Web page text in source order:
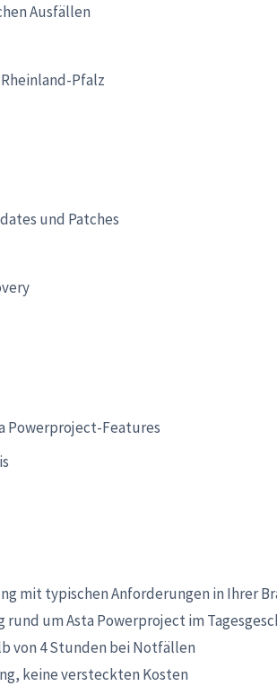
Ausfällen
Pfalz
und Patches
Powerproject-Features
mit typischen Anforderungen in Ihrer
um Asta Powerproject im
von 4 Stunden bei Notfällen
keine versteckten Kosten